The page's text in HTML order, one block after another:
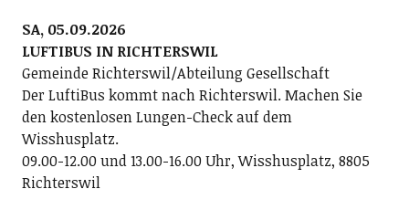
SA, 05.09.2026
LUFTIBUS IN RICHTERSWIL
Gemeinde Richterswil/Abteilung Gesellschaft
Der LuftiBus kommt nach Richterswil. Machen Sie
den kostenlosen Lungen-Check auf dem
Wisshusplatz.
09.00-12.00 und 13.00-16.00 Uhr, Wisshusplatz, 8805
Richterswil